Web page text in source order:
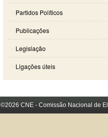
Partidos Políticos
Publicações
Legislação
Ligações úteis
©2026 CNE - Comissão Nacional de